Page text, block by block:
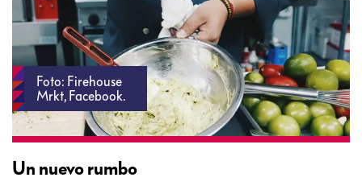
Foto: Firehouse
Mrkt, Facebook.
Un nuevo rumbo